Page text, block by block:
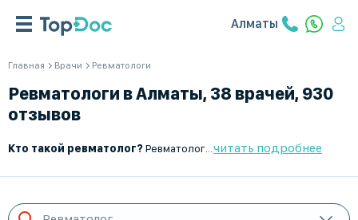
Алматы
Главная Врачи Ревматологи
Ревматологи в Алматы, 38 врачей, 930
отзывов
Кто такой ревматолог?Ревматолог – это врач, который занимается диагностикой, лечением и профилактикой заболеваний соединительной ткани, суставов и аутоиммунных патологий. Он помогает пациентам с артритами, остеоартрозами, системными заболеваниями, предотвращает прогрессирование воспалительных процессов и разрабатывает стратегии терапии для улучшения качества жизни. читать подробнее